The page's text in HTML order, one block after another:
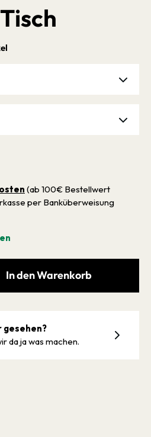
(ab 100€ Bestellwert
per Banküberweisung
In den Warenkorb
da ja was machen.